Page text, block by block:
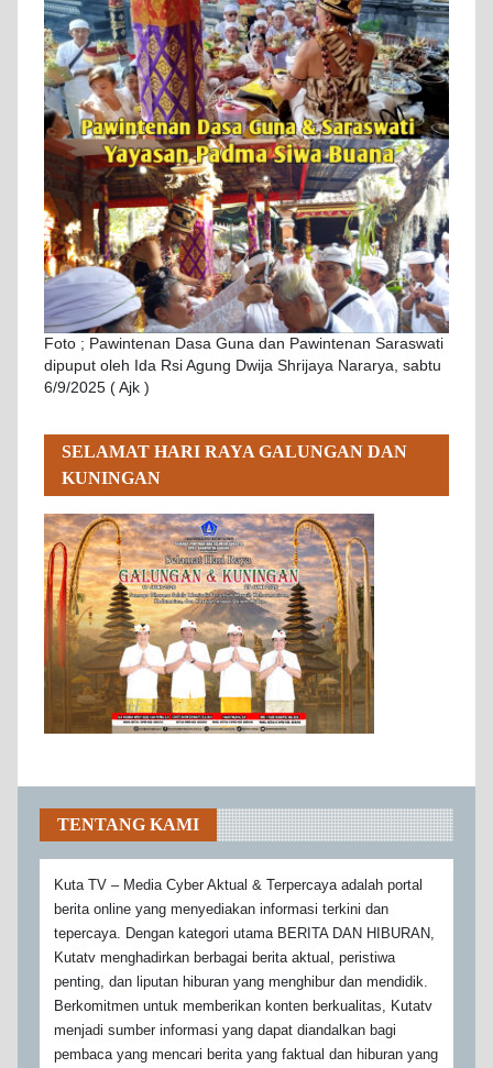
Foto ; Pawintenan Dasa Guna dan Pawintenan Saraswati
dipuput oleh Ida Rsi Agung Dwija Shrijaya Nararya, sabtu
6/9/2025 ( Ajk )
SELAMAT HARI RAYA GALUNGAN DAN
KUNINGAN
TENTANG KAMI
Kuta TV – Media Cyber Aktual & Terpercaya adalah portal
berita online yang menyediakan informasi terkini dan
tepercaya. Dengan kategori utama BERITA DAN HIBURAN,
Kutatv menghadirkan berbagai berita aktual, peristiwa
penting, dan liputan hiburan yang menghibur dan mendidik.
Berkomitmen untuk memberikan konten berkualitas, Kutatv
menjadi sumber informasi yang dapat diandalkan bagi
pembaca yang mencari berita yang faktual dan hiburan yang